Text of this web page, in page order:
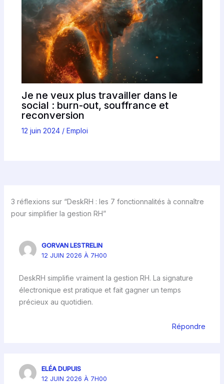
Je ne veux plus travailler dans le
social : burn-out, souffrance et
reconversion
12 juin 2024 / Emploi
3 réflexions sur “DeskRH : les 7 fonctionnalités à connaître
pour simplifier la gestion RH”
GORVAN LESTRELIN
12 JUIN 2026 À 7H00
DeskRH simplifie vraiment la gestion RH. La signature
électronique est pratique et fait gagner un temps
précieux au quotidien.
Répondre
ELÉA DUPUIS
12 JUIN 2026 À 7H00